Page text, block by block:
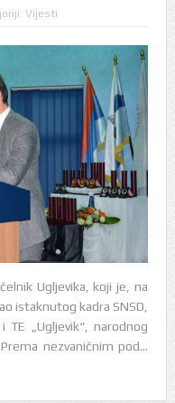
Vijesti
Ugljevika, koji je, na
istaknutog kadra SNSD,
TE „Ugljevik“, narodnog
nezvaničnim pod...